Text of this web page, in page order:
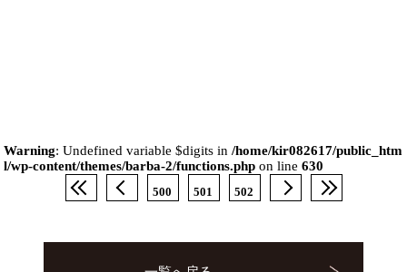
Warning: Undefined variable $digits in/home/kir082617/public_htm
l/wp-content/themes/barba-2/functions.php on line630
500 501 502